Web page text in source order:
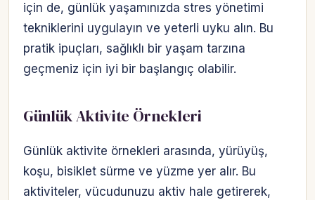
için de, günlük yaşamınızda stres yönetimi
tekniklerini uygulayın ve yeterli uyku alın. Bu
pratik ipuçları, sağlıklı bir yaşam tarzına
geçmeniz için iyi bir başlangıç olabilir.
Günlük Aktivite Örnekleri
Günlük aktivite örnekleri arasında, yürüyüş,
koşu, bisiklet sürme ve yüzme yer alır. Bu
aktiviteler, vücudunuzu aktiv hale getirerek,